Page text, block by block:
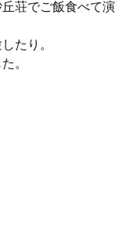
荘でご飯食べて演
たり。
。